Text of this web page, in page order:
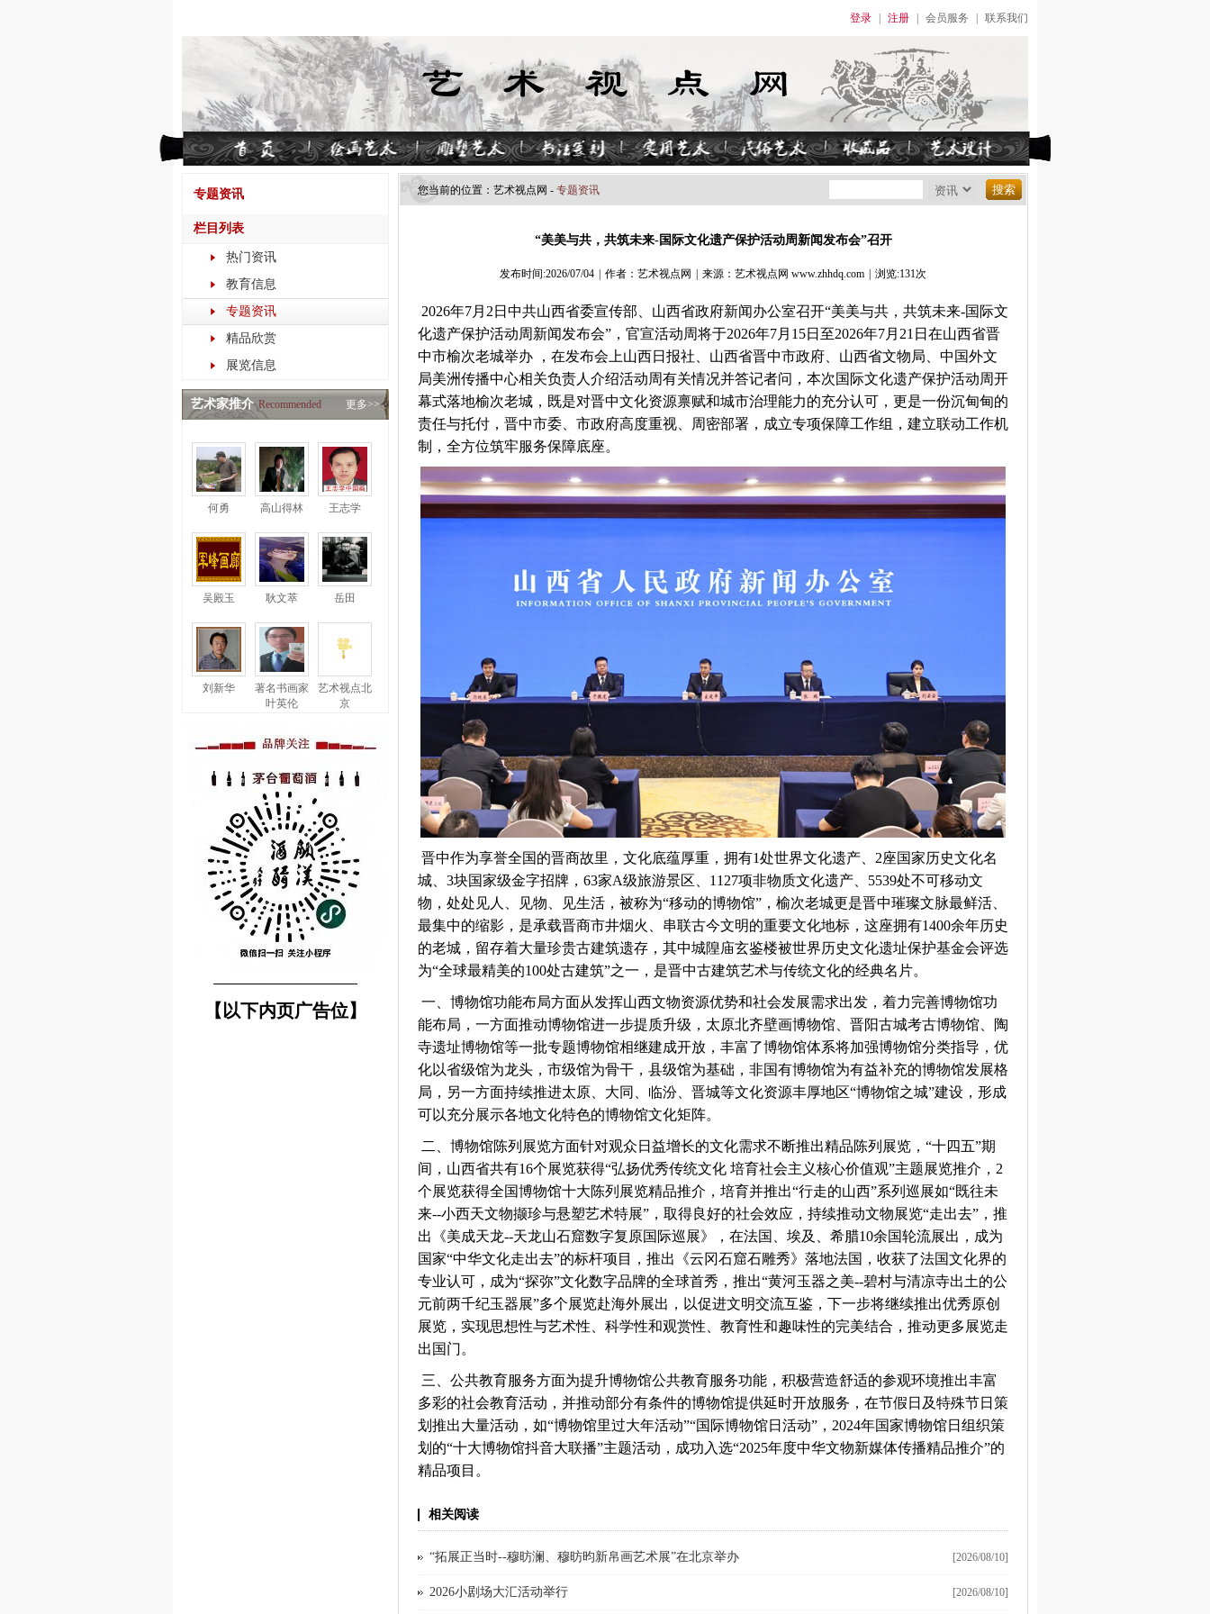
登录 注册 会员服务 联系我们
专题资讯
栏目列表
热门资讯
教育信息
专题资讯
精品欣赏
展览信息
艺术家推介 Recommended 更多>>
何勇 高山得林 王志学
吴殿玉 耿文萃 岳田
刘新华
著名书画家
叶英伦
艺术视点北
京
────────────────
【以下内页广告位】
您当前的位置： 艺术视点​网 - 专题资讯
“美美与共，共筑未来-国际文化遗产保护活动周新闻发布会”召开
发布时间:2026/07/04 作者：艺术视点网 来源：艺术视点网 www.zhhdq.com 浏览:131次
2026年7月2日中共山西省委宣传部、山西省政府新闻办公室召开“美美与共，共筑未来-国际文
化遗产保护活动周新闻发布会”，官宣活动周将于‌2026年7月15日至2026年7月21日‌在‌山西省晋
中市榆次老城‌举办 ，在发布会上山西日报社、山西省晋中市政府、山西省文物局、中国外文
局美洲传播中心相关负责人介绍活动周有关情况并答记者问，本次国际文化遗产保护活动周开
幕式落地榆次老城，既是对晋中文化资源禀赋和城市治理能力的充分认可，更是一份沉甸甸的
责任与托付，晋中市委、市政府高度重视、周密部署，成立专项保障工作组，建立联动工作机
制，全方位筑牢服务保障底座。
晋中作为享誉全国的晋商故里，文化底蕴厚重，拥有1处世界文化遗产、2座国家历史文化名
城、3块国家级金字招牌，63家A级旅游景区、1127项非物质文化遗产、5539处不可移动文
物，处处见人、见物、见生活，被称为“移动的博物馆”，榆次老城更是晋中璀璨文脉最鲜活、
最集中的缩影，是承载晋商市井烟火、串联古今文明的重要文化地标，这座拥有1400余年历史
的老城，留存着大量珍贵古建筑遗存，其中城隍庙玄鉴楼被世界历史文化遗址保护基金会评选
为“全球最精美的100处古建筑”之一，是晋中古建筑艺术与传统文化的经典名片。
一、博物馆功能布局方面从发挥山西文物资源优势和社会发展需求出发，着力完善博物馆功
能布局，一方面推动博物馆进一步提质升级，太原北齐壁画博物馆、晋阳古城考古博物馆、陶
寺遗址博物馆等一批专题博物馆相继建成开放，丰富了博物馆体系将加强博物馆分类指导，优
化以省级馆为龙头，市级馆为骨干，县级馆为基础，非国有博物馆为有益补充的博物馆发展格
局，另一方面持续推进太原、大同、临汾、晋城等文化资源丰厚地区“博物馆之城”建设，形成
可以充分展示各地文化特色的博物馆文化矩阵。
二、博物馆陈列展览方面针对观众日益增长的文化需求不断推出精品陈列展览，“十四五”期
间，‌山西省共有16个展览获得“弘扬优秀传统文化 培育社会主义核心价值观”主题展览推介，2
个展览获得全国博物馆十大陈列展览精品推介，培育并推出“行走的山西”系列巡展如“既往未
来--小西天文物撷珍与悬塑艺术特展”，取得良好的社会效应，持续推动文物展览“走出去”，推
出《美成天龙--天龙山石窟数字复原国际巡展》，在法国、埃及、希腊10余国轮流展出，成为
国家“中华文化走出去”的标杆项目，推出《云冈石窟石雕秀》落地法国，收获了法国文化界的
专业认可，成为“探弥”文化数字品牌的全球首秀，推出“黄河玉器之美--碧村与清凉寺出土的公
元前两千纪玉器展”多个展览赴海外展出，以促进文明交流互鉴，下一步将继续推出优秀原创
展览，实现思想性与艺术性、科学性和观赏性、教育性和趣味性的完美结合，推动更多展览走
出国门。
三、公共教育服务方面为提升博物馆公共教育服务功能，积极营造舒适的参观环境推出丰富
多彩的社会教育活动，并推动部分有条件的博物馆提供延时开放服务，在节假日及特殊节日策
划推出大量活动，如“博物馆里过大年活动”“国际博物馆日活动”，2024年国家博物馆日组织策
划的“十大博物馆抖音大联播”主题活动，成功入选“2025年度中华文物新媒体传播精品推介”的
精品项目。
相关阅读
“拓展正当时--穆昉澜、穆昉昀新帛画艺术展”在北京举办 [2026/08/10]
2026小剧场大汇活动举行 [2026/08/10]